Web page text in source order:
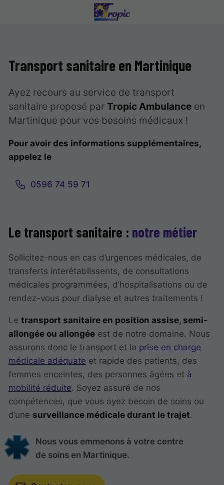
Transport sanitaire en Martinique
Ayez recours au service de transport
sanitaire proposé par Tropic Ambulance en
Martinique pour vos besoins médicaux !
Pour avoir des informations supplémentaires,
appelez le
0596 74 59 71
Le transport sanitaire : notre métier
Sollicitez-nous en cas d’urgences médicales, de
transferts interétablissents, de consultations
médicales programmées, d’hospitalisations ou de
rendez-vous pour dialyse et autres traitements !
Le transport sanitaire en position assise, semi-
allongée ou allongée est de notre domaine. Nous
assurons donc le transport et la prise en charge
médicale adéquate et rapide des patients, des
femmes enceintes, des personnes âgées et à
mobilité réduite. Soyez assuré de nos
compétences, que vous ayez besoin de soins ou
d’une surveillance médicale durant le trajet.
Nous vous emmenons à votre centre
de soins en Martinique.